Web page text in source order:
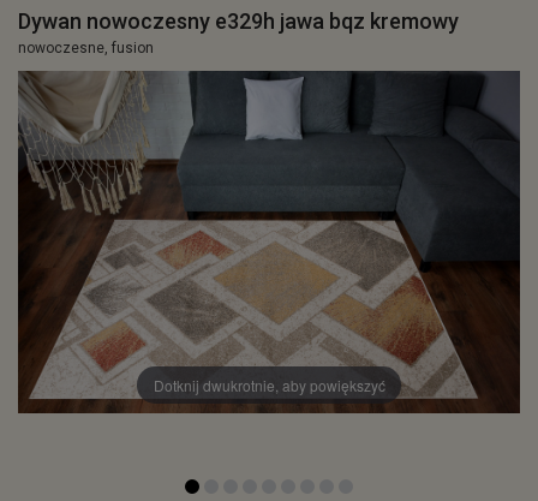
Dywan nowoczesny e329h jawa bqz kremowy
nowoczesne, fusion
Dotknij dwukrotnie, aby powiększyć